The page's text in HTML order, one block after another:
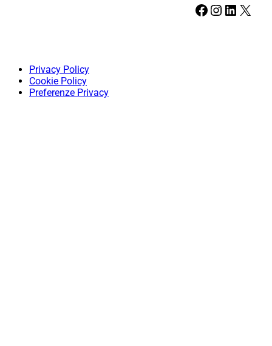
Facebook Instagram LinkedIn X
Privacy Policy
Cookie Policy
Preferenze Privacy